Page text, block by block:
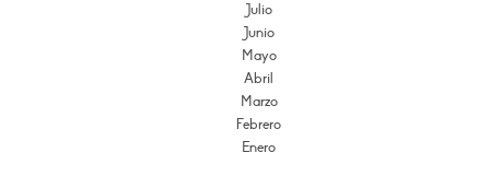
Julio
Junio
Mayo
Abril
Marzo
Febrero
Enero